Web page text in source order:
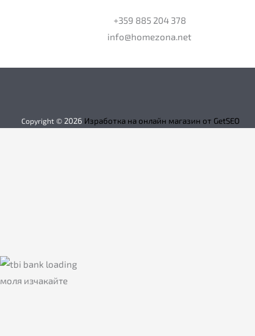
+359 885 204 378
info@homezona.net
Copyright © 2026 Изработка на онлайн магазин от GetSEO
моля изчакайте